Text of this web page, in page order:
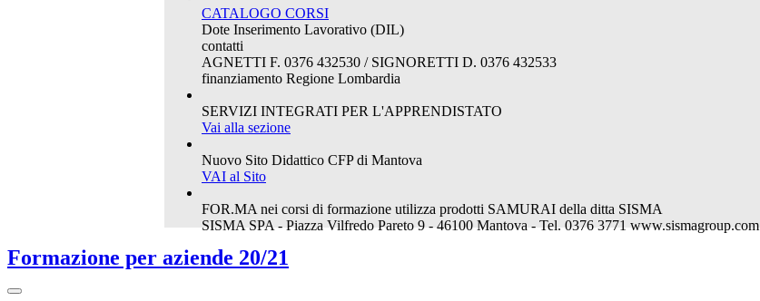
CATALOGO CORSI
Dote Inserimento Lavorativo (DIL)
contatti
AGNETTI F. 0376 432530 / SIGNORETTI D. 0376 432533
finanziamento Regione Lombardia
SERVIZI INTEGRATI PER L'APPRENDISTATO
Vai alla sezione
Nuovo Sito Didattico CFP di Mantova
VAI al Sito
FOR.MA nei corsi di formazione utilizza prodotti SAMURAI della ditta SISMA
SISMA SPA - Piazza Vilfredo Pareto 9 - 46100 Mantova - Tel. 0376 3771 www.sismagroup.com
Formazione per aziende 20/21